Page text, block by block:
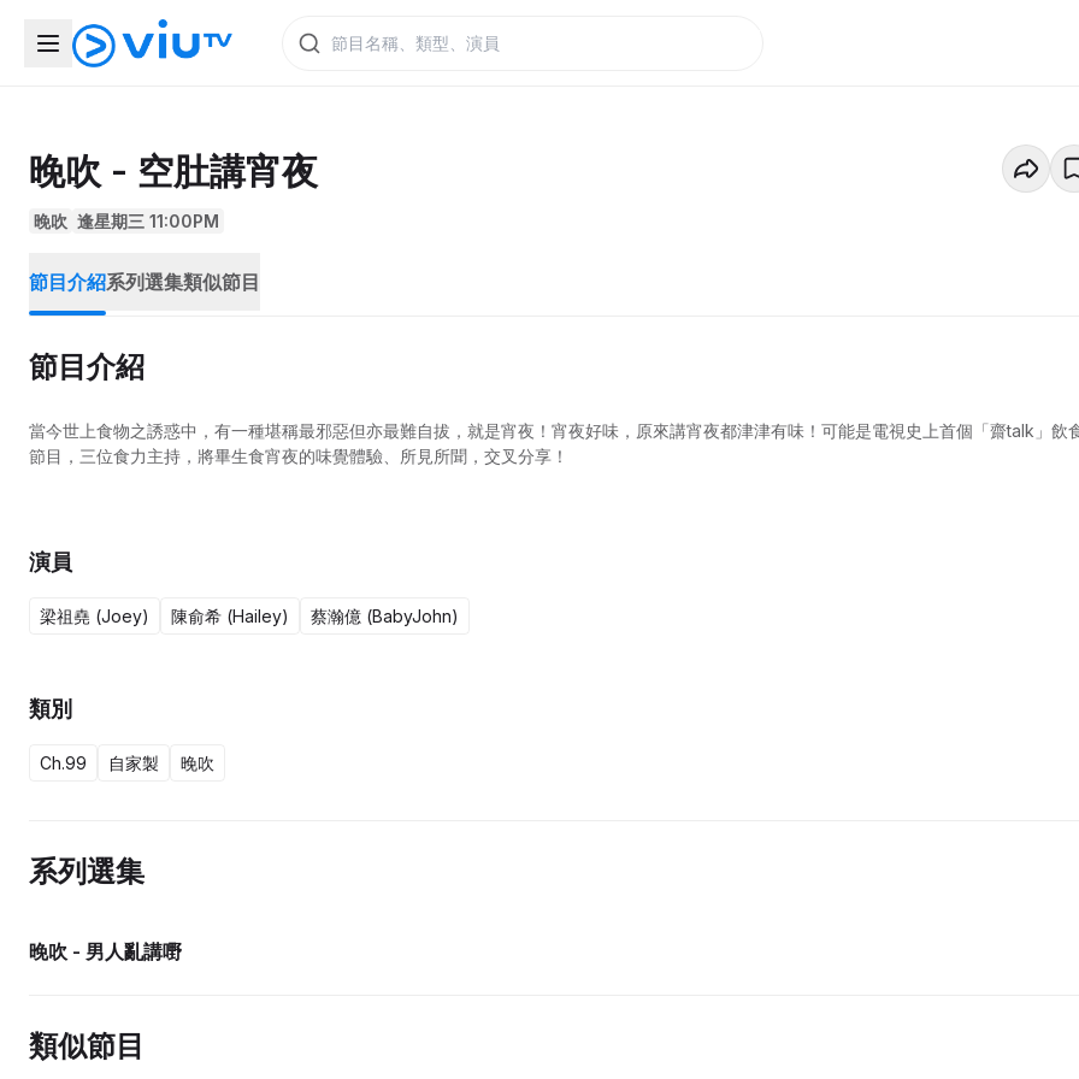
晚吹 - 空肚講宵夜
晚吹 逢星期三 11:00PM
節目介紹系列選集類似節目
節目介紹
當今世上食物之誘惑中，有一種堪稱最邪惡但亦最難自拔，就是宵夜！宵夜好味，原來講宵夜都津津有味！可能是電視史上首個「齋talk」飲
節目，三位食力主持，將畢生食宵夜的味覺體驗、所見所聞，交叉分享！
演員
梁祖堯 (Joey) 陳俞希 (Hailey) 蔡瀚億 (BabyJohn)
類別
Ch.99 自家製 晚吹
系列選集
晚吹 - 男人亂講嘢
類似節目